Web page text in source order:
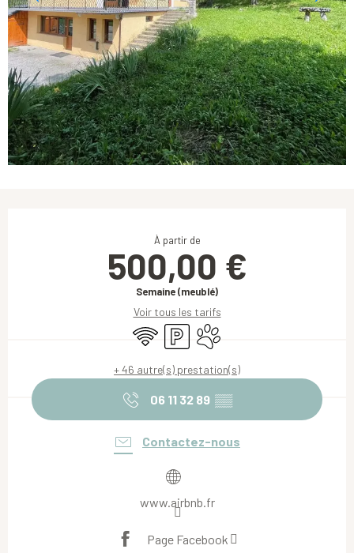
À partir de
500,00 €
Semaine (meublé)
Voir tous les tarifs
WiFi ParkingAnimaux acceptés
+ 46 autre(s) prestation(s)
06 11 32 89 ▒▒
Contactez-nous
www.airbnb.fr
Page Facebook